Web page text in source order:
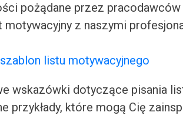
pożądane przez pracodawców
z naszymi
szablon listu motywacyjnego
wskazówki dotyczące pisania
przykłady, które mogą Cię